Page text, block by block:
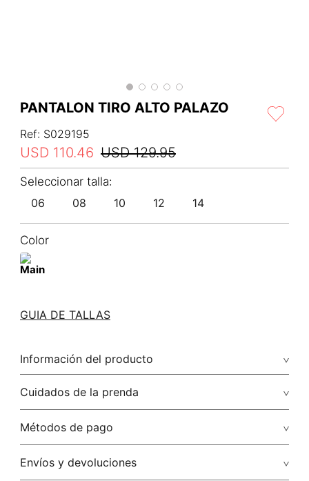
PANTALON TIRO ALTO PALAZO
Ref: S029195
USD 129.95
USD 110.46
06 08 10 12 14
Color
GUIA DE TALLAS
Información del producto
87.00% viscosa/viscose13.00% poliamida/polyamide
Cuidados de la prenda
Lavar a mano por separado / no dejar en remojo / no
Métodos de pago
Tarjetas de crédito: Visa, Dinners, Master Card y American
Envíos y devoluciones